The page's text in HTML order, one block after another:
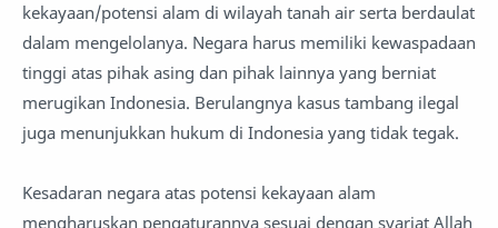
kekayaan/potensi alam di wilayah tanah air serta berdaulat
dalam mengelolanya. Negara harus memiliki kewaspadaan
tinggi atas pihak asing dan pihak lainnya yang berniat
merugikan Indonesia. Berulangnya kasus tambang ilegal
juga menunjukkan hukum di Indonesia yang tidak tegak.
Kesadaran negara atas potensi kekayaan alam
mengharuskan pengaturannya sesuai dengan syariat Allah